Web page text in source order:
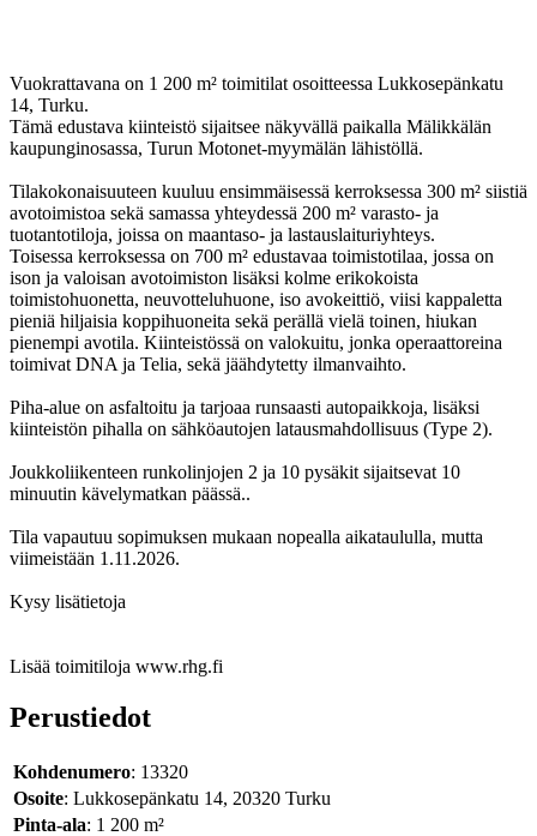
Vuokrattavana on 1 200 m² toimitilat osoitteessa Lukkosepänkatu
14, Turku.
Tämä edustava kiinteistö sijaitsee näkyvällä paikalla Mälikkälän
kaupunginosassa, Turun Motonet-myymälän lähistöllä.
Tilakokonaisuuteen kuuluu ensimmäisessä kerroksessa 300 m² siistiä
avotoimistoa sekä samassa yhteydessä 200 m² varasto- ja
tuotantotiloja, joissa on maantaso- ja lastauslaituriyhteys.
Toisessa kerroksessa on 700 m² edustavaa toimistotilaa, jossa on
ison ja valoisan avotoimiston lisäksi kolme erikokoista
toimistohuonetta, neuvotteluhuone, iso avokeittiö, viisi kappaletta
pieniä hiljaisia koppihuoneita sekä perällä vielä toinen, hiukan
pienempi avotila. Kiinteistössä on valokuitu, jonka operaattoreina
toimivat DNA ja Telia, sekä jäähdytetty ilmanvaihto.
Piha-alue on asfaltoitu ja tarjoaa runsaasti autopaikkoja, lisäksi
kiinteistön pihalla on sähköautojen latausmahdollisuus (Type 2).
Joukkoliikenteen runkolinjojen 2 ja 10 pysäkit sijaitsevat 10
minuutin kävelymatkan päässä..
Tila vapautuu sopimuksen mukaan nopealla aikataululla, mutta
viimeistään 1.11.2026.
Kysy lisätietoja
Lisää toimitiloja www.rhg.fi
Perustiedot
Kohdenumero: 13320
Osoite: Lukkosepänkatu 14, 20320 Turku
Pinta-ala: 1 200 m²